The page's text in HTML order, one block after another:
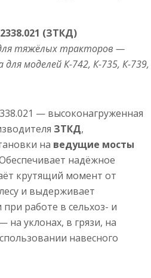
(ЗТКД)
тяжёлых тракторов —
моделей К-742, К-735, К-739,
— высоконагруженная
ЗТКД,
на ведущие мосты
надёжное
крутящий момент от
и выдерживает
работе в сельхоз- и
на уклонах, в грязи, на
навесного